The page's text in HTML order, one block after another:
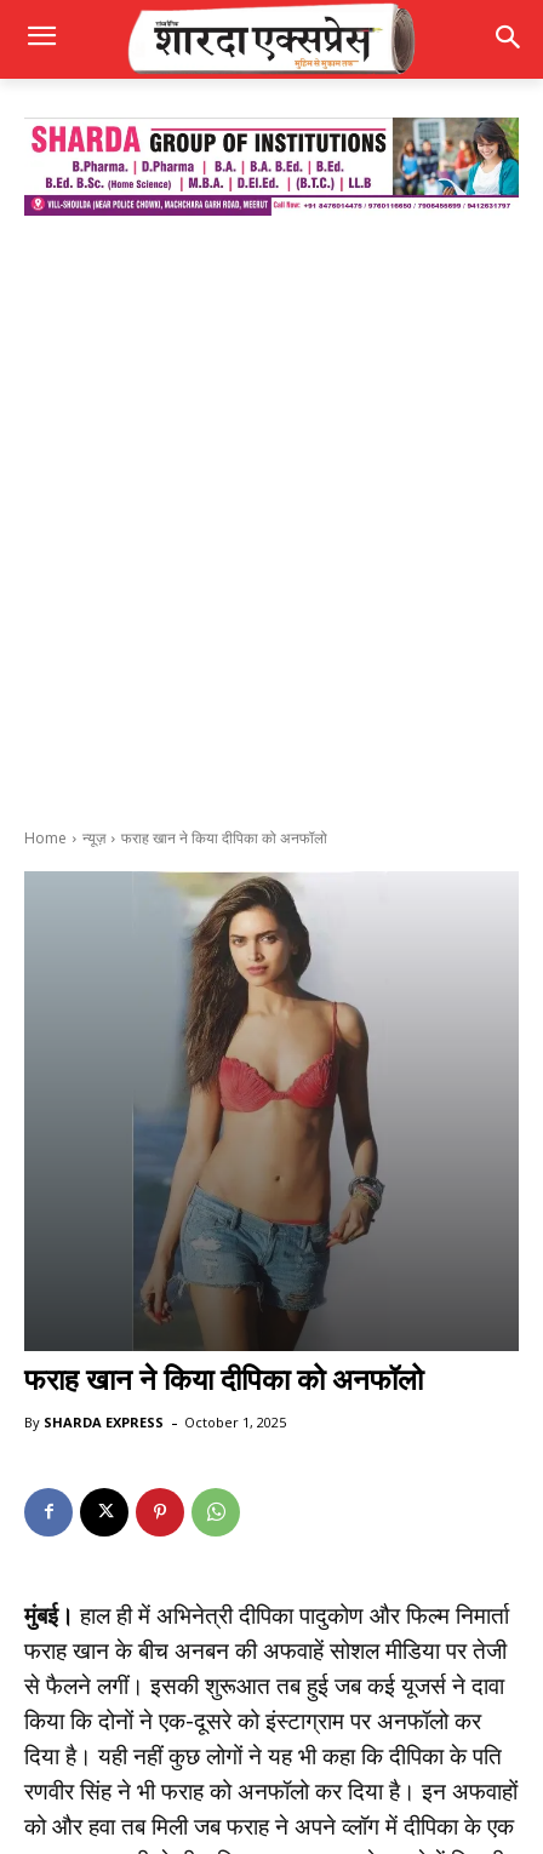
Home न्यूज़ फराह खान ने किया दीपिका को अनफॉलो
फराह खान ने किया दीपिका को अनफॉलो
By SHARDA EXPRESS - October 1, 2025
मुंबई। हाल ही में अभिनेत्री दीपिका पादुकोण और फिल्म निमार्ता
फराह खान के बीच अनबन की अफवाहें सोशल मीडिया पर तेजी
से फैलने लगीं। इसकी शुरूआत तब हुई जब कई यूजर्स ने दावा
किया कि दोनों ने एक-दूसरे को इंस्टाग्राम पर अनफॉलो कर
दिया है। यही नहीं कुछ लोगों ने यह भी कहा कि दीपिका के पति
रणवीर सिंह ने भी फराह को अनफॉलो कर दिया है। इन अफवाहों
को और हवा तब मिली जब फराह ने अपने व्लॉग में दीपिका के एक